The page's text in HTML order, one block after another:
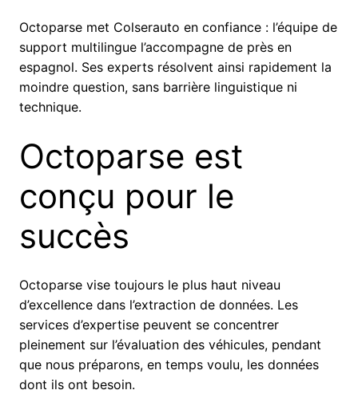
Octoparse met Colserauto en confiance : l’équipe de
support multilingue l’accompagne de près en
espagnol. Ses experts résolvent ainsi rapidement la
moindre question, sans barrière linguistique ni
technique.
Octoparse est
conçu pour le
succès
Octoparse vise toujours le plus haut niveau
d’excellence dans l’extraction de données. Les
services d’expertise peuvent se concentrer
pleinement sur l’évaluation des véhicules, pendant
que nous préparons, en temps voulu, les données
dont ils ont besoin.